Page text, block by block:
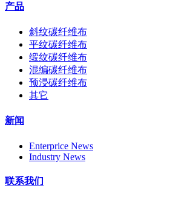
产品
斜纹碳纤维布
平纹碳纤维布
缎纹碳纤维布
混编碳纤维布
预浸碳纤维布
其它
新闻
Enterprice News
Industry News
联系我们